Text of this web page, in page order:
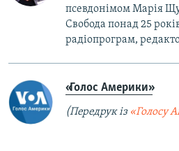
псевдонімом Марія
Свобода понад 25
радіопрограм,
«Голос Америки»
(Передрук із «Голосу